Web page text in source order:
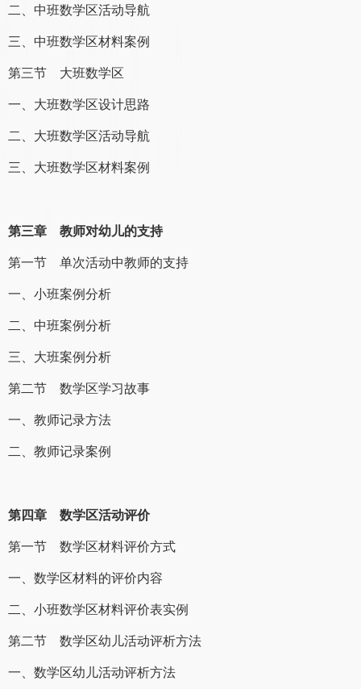
二、中班数学区活动导航
三、中班数学区材料案例
第三节 大班数学区
一、大班数学区设计思路
二、大班数学区活动导航
三、大班数学区材料案例
第三章 教师对幼儿的支持
第一节 单次活动中教师的支持
一、小班案例分析
二、中班案例分析
三、大班案例分析
第二节 数学区学习故事
一、教师记录方法
二、教师记录案例
第四章 数学区活动评价
第一节 数学区材料评价方式
一、数学区材料的评价内容
二、小班数学区材料评价表实例
第二节 数学区幼儿活动评析方法
一、数学区幼儿活动评析方法